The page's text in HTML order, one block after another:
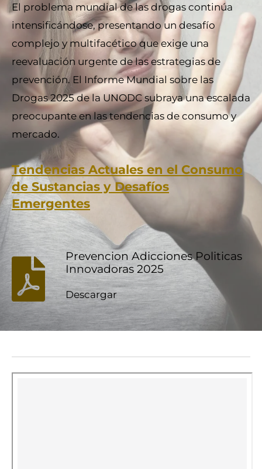
El problema mundial de las drogas continúa
intensificándose, presentando un desafío
complejo y multifacético que exige una
reevaluación urgente de las estrategias de
prevención. El Informe Mundial sobre las
Drogas 2025 de la UNODC subraya una escalada
preocupante en las tendencias de consumo y
mercado.
Tendencias Actuales en el Consumo
de Sustancias y Desafíos
Emergentes
Prevencion Adicciones Politicas
Innovadoras 2025
Descargar